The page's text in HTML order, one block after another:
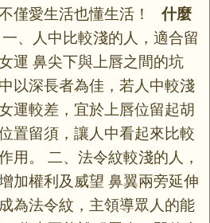
僅愛生活也懂生活！ 什麼
一、人中比較淺的人，適合留
運 鼻尖下與上唇之間的坑
以深長者為佳，若人中較淺
運較差，宜於上唇位留起胡
置留須，讓人中看起來比較
用。 二、法令紋較淺的人，
加權利及威望 鼻翼兩旁延伸
為法令紋，主領導眾人的能